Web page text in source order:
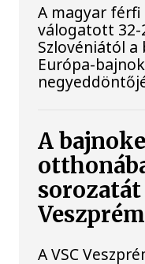
A magyar
válogatott
Szlovéniától
Európa-
A
sorozatát
Veszprém
A VSC